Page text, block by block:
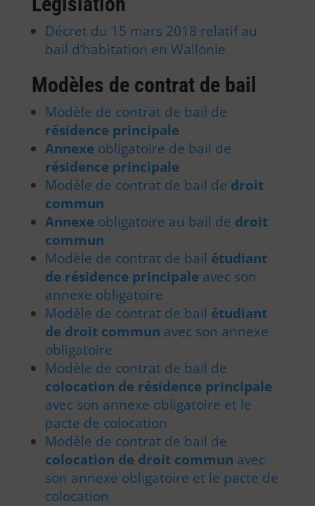
Décret du 15 mars 2018 relatif au
bail d’habitation en Wallonie
Modèles de contrat de bail
Modèle de contrat de bail de
résidence principale
Annexe obligatoire de bail de
résidence principale
Modèle de contrat de bail de droit
commun
Annexe obligatoire au bail de droit
commun
Modèle de contrat de bail étudiant
de résidence principaleavec son
annexe obligatoire
Modèle de contrat de bail étudiant
de droit commun avec son annexe
obligatoire
Modèle de contrat de bail de
colocation de résidence principale
avec son annexe obligatoire et le
pacte de colocation
Modèle de contrat de bail de
colocation de droit commun avec
son annexe obligatoire et le pacte de
colocation